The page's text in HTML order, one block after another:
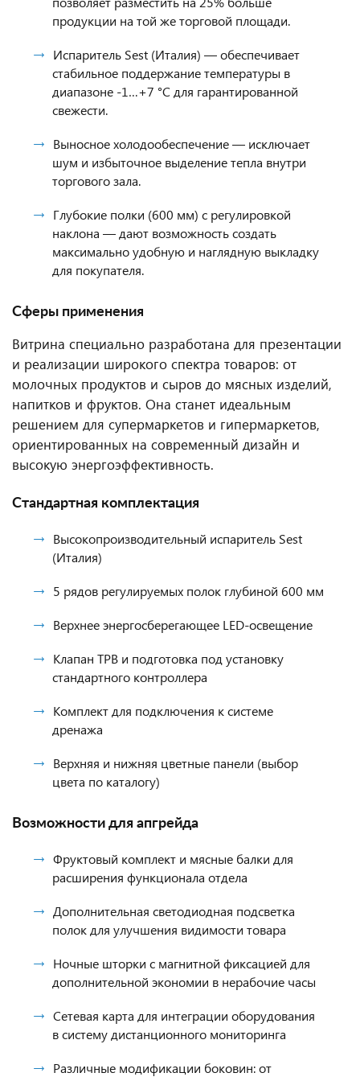
продукции на той же торговой площади.
Испаритель Sest (Италия) — обеспечивает
стабильное поддержание температуры в
диапазоне -1…+7 °C для гарантированной
свежести.
Выносное холодообеспечение — исключает
шум и избыточное выделение тепла внутри
торгового зала.
Глубокие полки (600 мм) с регулировкой
наклона — дают возможность создать
максимально удобную и наглядную выкладку
для покупателя.
Сферы применения
Витрина специально разработана для презентации
и реализации широкого спектра товаров: от
молочных продуктов и сыров до мясных изделий,
напитков и фруктов. Она станет идеальным
решением для супермаркетов и гипермаркетов,
ориентированных на современный дизайн и
высокую энергоэффективность.
Стандартная комплектация
Высокопроизводительный испаритель Sest
(Италия)
5 рядов регулируемых полок глубиной 600 мм
Верхнее энергосберегающее LED-освещение
Клапан ТРВ и подготовка под установку
стандартного контроллера
Комплект для подключения к системе
дренажа
Верхняя и нижняя цветные панели (выбор
цвета по каталогу)
Возможности для апгрейда
Фруктовый комплект и мясные балки для
расширения функционала отдела
Дополнительная светодиодная подсветка
полок для улучшения видимости товара
Ночные шторки с магнитной фиксацией для
дополнительной экономии в нерабочие часы
Сетевая карта для интеграции оборудования
в систему дистанционного мониторинга
Различные модификации боковин: от